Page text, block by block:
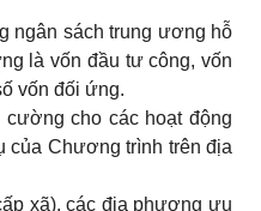
ngân sách trung ương hỗ
là vốn đầu tư công, vốn
vốn đối ứng.
cho các hoạt động
của Chương trình trên địa
xã), các địa phương ưu